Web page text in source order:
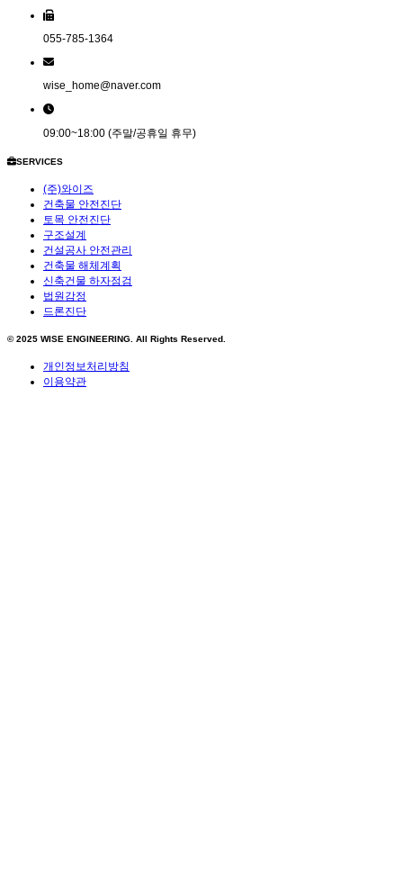
055-785-1364
wise_home@naver.com
09:00~18:00 (주말/공휴일 휴무)
SERVICES
(주)와이즈
건축물 안전진단
토목 안전진단
구조설계
건설공사 안전관리
건축물 해체계획
신축건물 하자점검
법원감정
드론진단
© 2025 WISE ENGINEERING . All Rights Reserved.
개인정보처리방침
이용약관